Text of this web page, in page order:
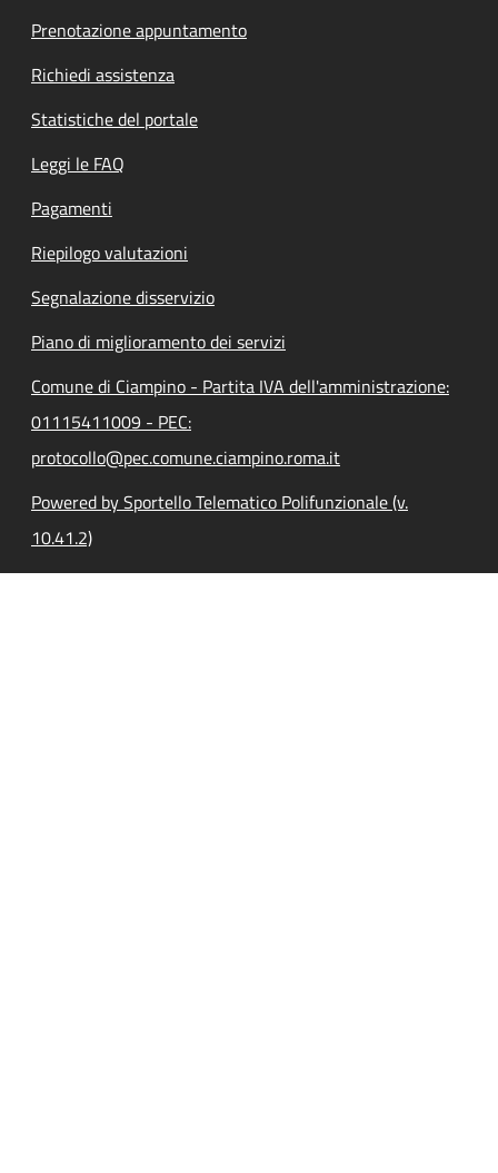
Prenotazione appuntamento
Richiedi assistenza
Statistiche del portale
Leggi le FAQ
Pagamenti
Riepilogo valutazioni
Segnalazione disservizio
Piano di miglioramento dei servizi
Comune di Ciampino - Partita IVA dell'amministrazione:
01115411009 - PEC:
protocollo@pec.comune.ciampino.roma.it
Powered by Sportello Telematico Polifunzionale (v.
10.41.2)